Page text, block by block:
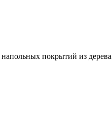
покрытий из дерева